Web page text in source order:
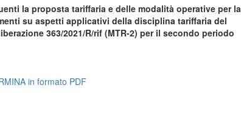
la proposta tariffaria e delle modalità operative per la
su aspetti applicativi della disciplina tariffaria del
363/2021/R/rif (MTR-2) per il secondo periodo
in formato PDF